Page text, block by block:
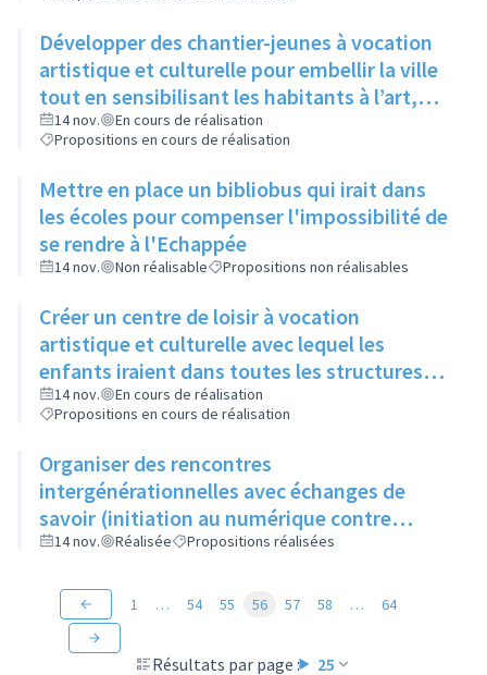
Développer des chantier-jeunes à vocation
artistique et culturelle pour embellir la ville
tout en sensibilisant les habitants à l’art,
pour aider le service culture à participer et à
promouvoir les évènements qu’il organise
14 nov.
En cours de réalisation
Propositions en cours de réalisation
Mettre en place un bibliobus qui irait dans
les écoles pour compenser l'impossibilité de
se rendre à l'Echappée
14 nov. Non réalisable Propositions non réalisables
Créer un centre de loisir à vocation
artistique et culturelle avec lequel les
enfants iraient dans toutes les structures
artistiques et culturelles de la ville pour faire
des ateliers et découvrir les différents
métiers de l'art
14 nov.
En cours de réalisation
Propositions en cours de réalisation
Organiser des rencontres
intergénérationnelles avec échanges de
savoir (initiation au numérique contre
apprentissage du tricot)
14 nov. Réalisée Propositions réalisées
Résultats par page : 25
1 … 54 55 56 57 58 … 64